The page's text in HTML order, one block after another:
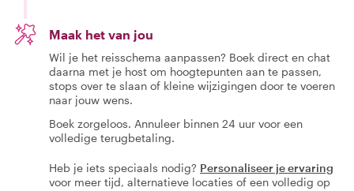
Maak het van jou
Wil je het reisschema aanpassen? Boek direct en chat
daarna met je host om hoogtepunten aan te passen,
stops over te slaan of kleine wijzigingen door te voeren
naar jouw wens.
Boek zorgeloos. Annuleer binnen 24 uur voor een
volledige terugbetaling.
Heb je iets speciaals nodig? Personaliseer je ervaring
voor meer tijd, alternatieve locaties of een volledig op